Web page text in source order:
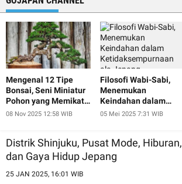
Mengenal 12 Tipe
Bonsai, Seni Miniatur
Pohon yang Memikat
Hati
08 Nov 2025 12:58 WIB
Filosofi Wabi-Sabi,
Menemukan
Keindahan dalam
Ketidaksempurnaan
05 Mei 2025 7:31 WIB
Distrik Shinjuku, Pusat Mode, Hiburan,
dan Gaya Hidup Jepang
25 JAN 2025, 16:01 WIB